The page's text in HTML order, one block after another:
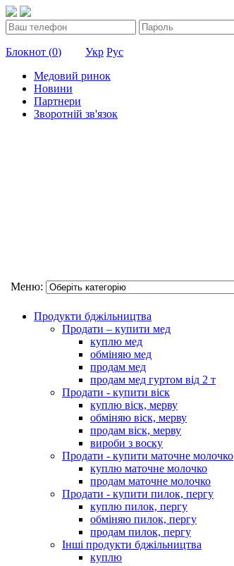
Блокнот (0) Укр Рус
Медовий ринок
Новини
Партнери
Зворотній зв'язок
Меню:
Продукти бджільництва
Продати – купити мед
куплю мед
обміняю мед
продам мед
продам мед гуртом від 2 т
Продати - купити віск
куплю віск, мерву
обміняю віск, мерву
продам віск, мерву
вироби з воску
Продати - купити маточне молочко
куплю маточне молочко
продам маточне молочко
Продати - купити пилок, пергу
куплю пилок, пергу
обміняю пилок, пергу
продам пилок, пергу
Інші продукти бджільництва
куплю